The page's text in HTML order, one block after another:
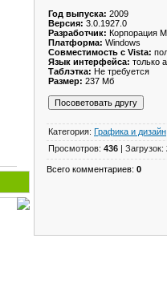
Год выпуска: 2009
Версия: 3.0.1927.0
Разработчик: Корпорация
Платформа: Windows
Совместимость с Vista:
Язык интерфейса: только
Таблэтка: Не требуется
Размер: 237 Мб
Категория: Графика и дизайн
Просмотров: 436 | Загрузок:
Всего комментариев: 0